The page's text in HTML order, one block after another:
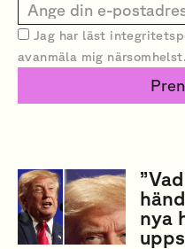
Jag har läst
avanmäla mig närsomhelst.
nya